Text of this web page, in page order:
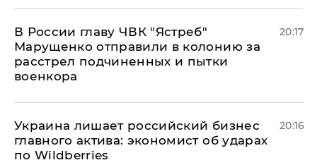
В России главу ЧВК "Ястреб"
Марущенко отправили в колонию за
расстрел подчиненных и пытки
военкора
20:17
​Украина лишает российский бизнес
главного актива: экономист об ударах
по Wildberries
20:16